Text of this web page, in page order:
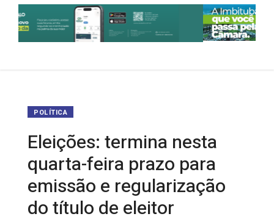
POLÍTICA
Eleições: termina nesta
quarta-feira prazo para
emissão e regularização
do título de eleitor